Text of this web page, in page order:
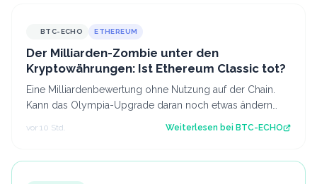
BTC-ECHO ETHEREUM
Der Milliarden-Zombie unter den
Kryptowährungen: Ist Ethereum Classic tot?
Eine Milliardenbewertung ohne Nutzung auf der Chain.
Kann das Olympia-Upgrade daran noch etwas ändern
vor 10 Std. Weiterlesen bei BTC-ECHO